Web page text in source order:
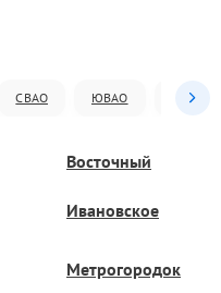
СВАО ЮВАО ЮАО
Восточный
Ивановское
Метрогородок